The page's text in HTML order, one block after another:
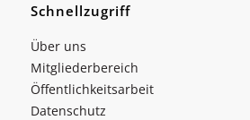
Schnellzugriff
Über uns
Mitgliederbereich
Öffentlichkeitsarbeit
Datenschutz